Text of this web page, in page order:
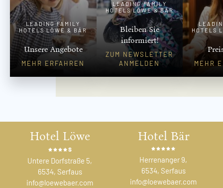
LEADING FAMILY
HOTELS LÖWE & BÄR
Unsere Angebote
MEHR ERFAHREN
LEADING FAMILY
HOTELS LÖWE & BÄR
Bleiben Sie
informiert!
ZUM NEWSLETTER
ANMELDEN
HOTELS
MEHR
Hotel Löwe
s
Untere Dorfstraße 5,
6534, Serfaus
info@loewebaer.com
Hotel Bär
Herrenanger 9,
6534, Serfaus
info@loewebaer.com